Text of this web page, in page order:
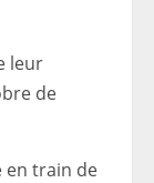
leur
de
en train de